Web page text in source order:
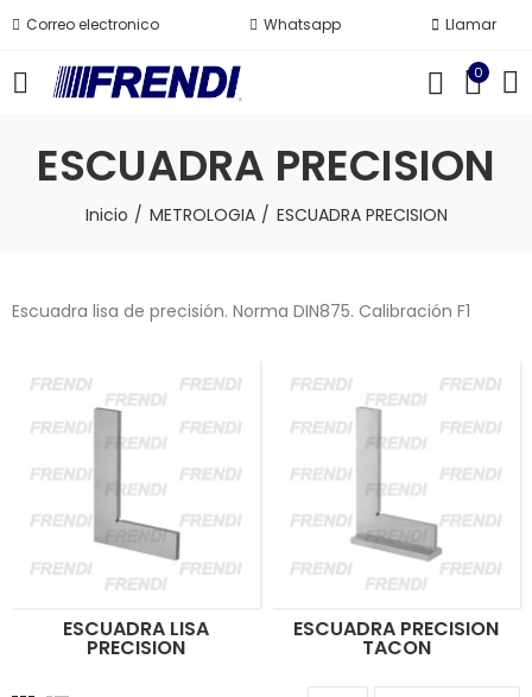
Correo electronico Whatsapp Llamar
0
ESCUADRA PRECISION
Inicio METROLOGIA ESCUADRA PRECISION
Escuadra lisa de precisión. Norma DIN875. Calibración F1
ESCUADRA LISA
PRECISION
ESCUADRA PRECISION
TACON